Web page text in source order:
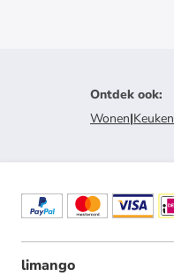
Ontdek ook:
Wonen|Keuken
limango